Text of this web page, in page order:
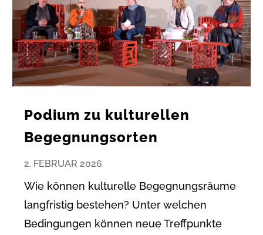
Podium zu kulturellen
Begegnungsorten
2. FEBRUAR 2026
Wie können kulturelle Begegnungsräume
langfristig bestehen? Unter welchen
Bedingungen können neue Treffpunkte